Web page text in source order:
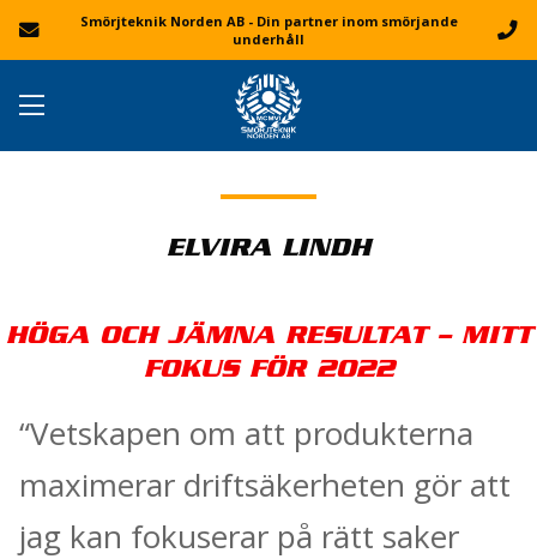
Smörjteknik Norden AB - Din partner inom smörjande
underhåll
ELVIRA LINDH
HÖGA OCH JÄMNA RESULTAT – MITT
FOKUS FÖR 2022
“Vetskapen om att produkterna
maximerar driftsäkerheten gör att
jag kan fokuserar på rätt saker